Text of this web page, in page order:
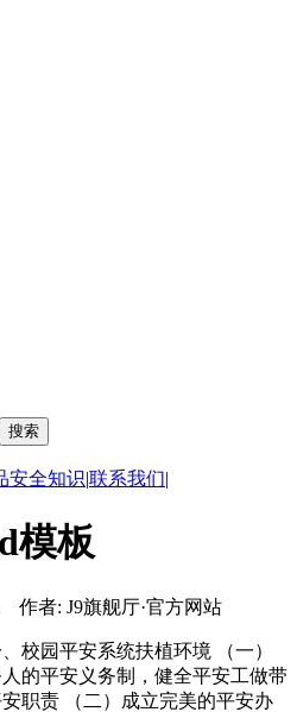
安全知识|联系我们|
模板
作者: J9旗舰厅·官方网站
园平安系统扶植环境 （一）
的平安义务制，健全平安工做带
职责 （二）成立完美的平安办